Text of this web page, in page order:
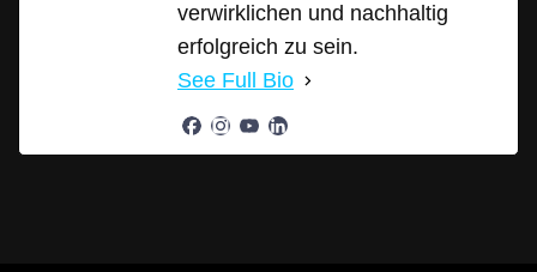
verwirklichen und nachhaltig
erfolgreich zu sein.
See Full Bio